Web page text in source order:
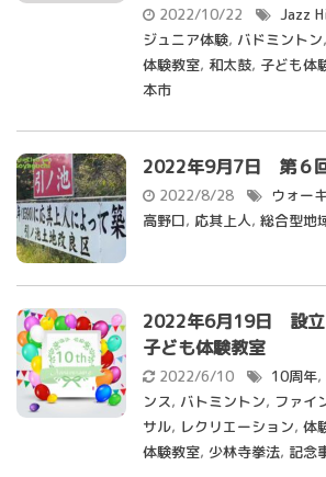
2022/10/22 Jazz
ジュニア体験, バドミントン,
体験教室, 和太鼓, 子ども体
本市
2022年9月7日 第６
2022/8/28 ウォー
高野口, 応其上人, 総合型地
2022年6月19日 設
子ども体験教室
2022/6/10 10周年,
ンス, バトミントン, ファイ
サル, レクリエーション, 体
体験教室, 少林寺拳法, 記念